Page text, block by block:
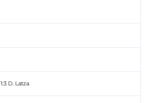
1:3 D. Latza